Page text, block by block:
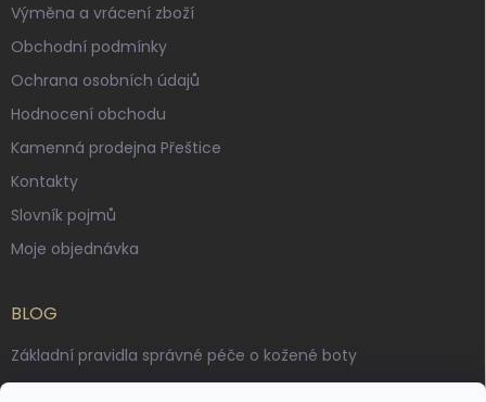
Výměna a vrácení zboží
Obchodní podmínky
Ochrana osobních údajů
Hodnocení obchodu
Kamenná prodejna Přeštice
Kontakty
Slovník pojmů
Moje objednávka
BLOG
Základní pravidla správné péče o kožené boty